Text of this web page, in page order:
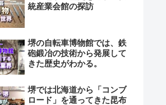
統産業会館の探訪
堺の自転車博物館では、鉄
砲鍛冶の技術から発展して
きた歴史がわかる。
堺では北海道から「コンブ
ロード」を通ってきた昆布